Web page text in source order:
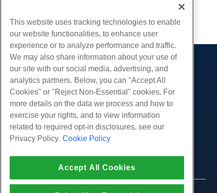
Copie URL
Des produits
Hébergement Web
Hébergement professionnel
Revendeur Hébergeur
Revendeur en marque blanche
Géré Linux VPS
Windows gérés VPS
Windows non géré VPS
Serveurs Cloud
Prestations de service
Migrations de sites Web
Communauté
Documentation produit
Tutoriels
Compagnie
À propos de nous
Centres de données
presse
Programme d'affiliation
Politique de confidentialité
Forces de l'ordre
Chat en direct avec nous
Ouvrez un ticket de support
This website uses tracking technologies to enable
our website functionalities, to enhance user
experience or to analyze performance and traffic.
We may also share information about your use of
our site with our social media, advertising, and
analytics partners. Below, you can "Accept All
Cookies" or "Reject Non-Essential" cookies. For
more details on the data we process and how to
exercise your rights, and to view information
related to required opt-in disclosures, see our
Privacy Policy. Cookie Policy
Accept All Cookies